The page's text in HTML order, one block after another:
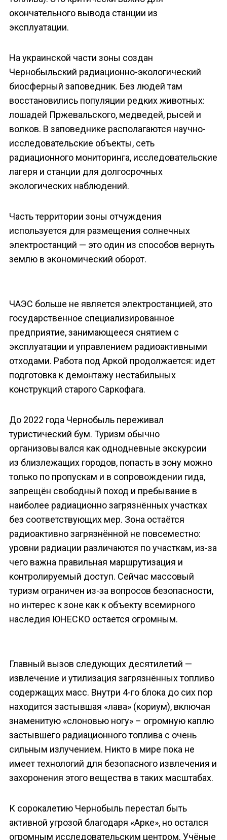
окончательного вывода станции из
эксплуатации.
На украинской части зоны создан
Чернобыльский радиационно-экологический
биосферный заповедник. Без людей там
восстановились популяции редких животных:
лошадей Пржевальского, медведей, рысей и
волков. В заповеднике располагаются научно-
исследовательские объекты, сеть
радиационного мониторинга, исследовательские
лагеря и станции для долгосрочных
экологических наблюдений.
Часть территории зоны отчуждения
используется для размещения солнечных
электростанций — это один из способов вернуть
землю в экономический оборот.
ЧАЭС больше не является электростанцией, это
государственное специализированное
предприятие, занимающееся снятием с
эксплуатации и управлением радиоактивными
отходами. Работа под Аркой продолжается: идет
подготовка к демонтажу нестабильных
конструкций старого Саркофага.
До 2022 года Чернобыль переживал
туристический бум. Туризм обычно
организовывался как однодневные экскурсии
из близлежащих городов, попасть в зону можно
только по пропускам и в сопровождении гида,
запрещён свободный поход и пребывание в
наиболее радиационно загрязнённых участках
без соответствующих мер. Зона остаётся
радиоактивно загрязнённой не повсеместно:
уровни радиации различаются по участкам, из-за
чего важна правильная маршрутизация и
контролируемый доступ. Сейчас массовый
туризм ограничен из-за вопросов безопасности,
но интерес к зоне как к объекту всемирного
наследия ЮНЕСКО остается огромным.
Главный вызов следующих десятилетий —
извлечение и утилизация загрязнённых топливо
содержащих масс. Внутри 4-го блока до сих пор
находится застывшая «лава» (кориум), включая
знаменитую «слоновью ногу» – огромную каплю
застывшего радиационного топлива с очень
сильным излучением. Никто в мире пока не
имеет технологий для безопасного извлечения и
захоронения этого вещества в таких масштабах.
К сорокалетию Чернобыль перестал быть
активной угрозой благодаря «Арке», но остался
огромным исследовательским центром. Учёные